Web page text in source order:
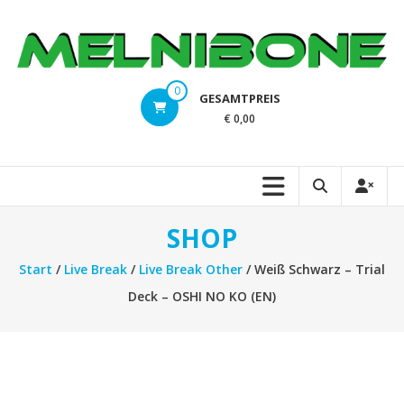
Inhalt
springen
melnibone.at
Dragonball,
and
0 GESAMTPREIS
€ 0,00
SHOP
Start / Live Break/ Live Break Other/ Weiß Schwarz – Trial
Deck – OSHI NO KO (EN)